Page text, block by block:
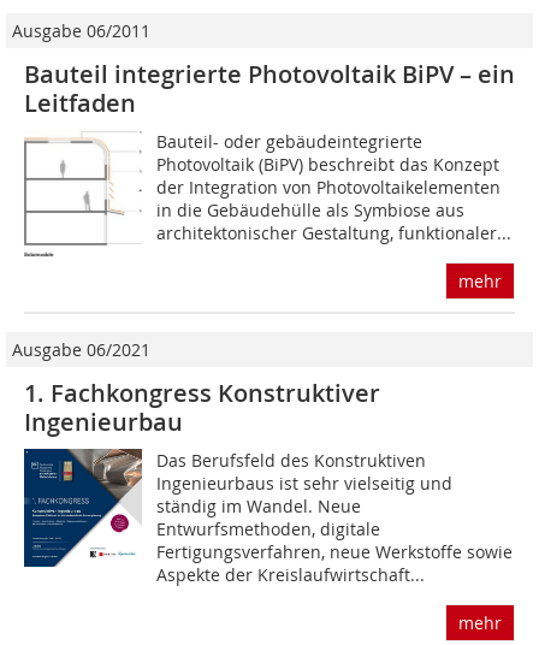
Ausgabe 06/2011
Bauteil integrierte Photovoltaik BiPV – ein
Leitfaden
Bauteil- oder gebäudeintegrierte
Photovoltaik (BiPV) beschreibt das Konzept
der Integration von Photovoltaikelementen
in die Gebäudehülle als Symbiose aus
architektonischer Gestaltung, funktionaler...
mehr
Ausgabe 06/2021
1. Fachkongress Konstruktiver
Ingenieurbau
Das Berufsfeld des Konstruktiven
Ingenieurbaus ist sehr vielseitig und
ständig im Wandel. Neue
Entwurfsmethoden, digitale
Fertigungsverfahren, neue Werkstoffe sowie
Aspekte der Kreislaufwirtschaft...
mehr